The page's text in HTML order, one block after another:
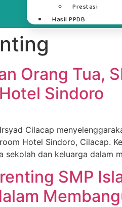
Prestasi
Hasil PPDB
Orang Tua,
Sindoro
Cilacap
Hotel Sindoro, Cilacap.
sekolah dan keluarga dalam
SMP